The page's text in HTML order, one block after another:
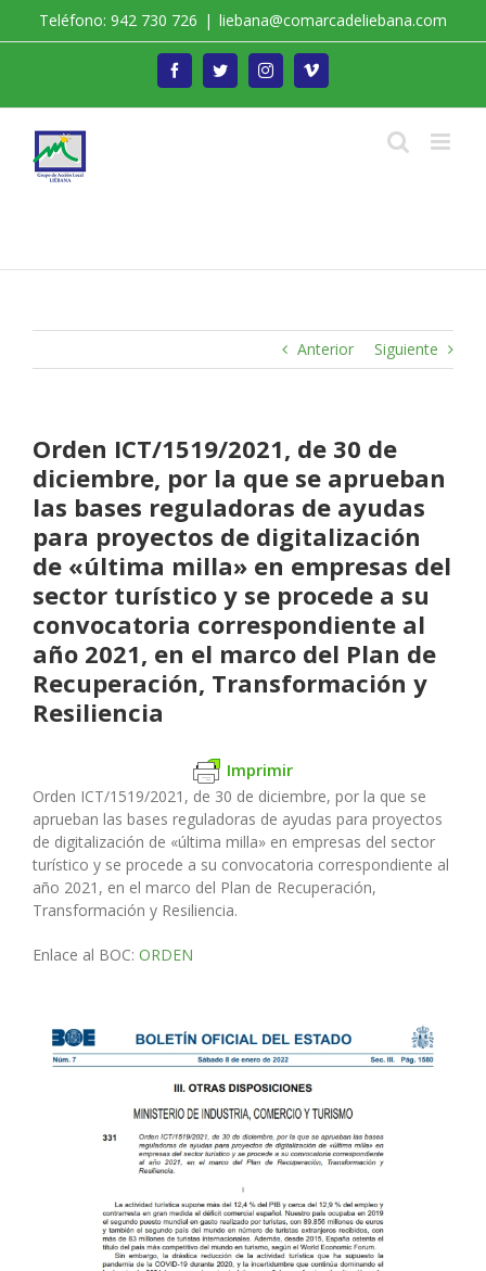
Teléfono: 942 730 726 | liebana@comarcadeliebana.com
FacebookTwitterInstagramVimeo
Anterior Siguiente
Orden ICT/1519/2021, de 30 de
diciembre, por la que se aprueban
las bases reguladoras de ayudas
para proyectos de digitalización
de «última milla» en empresas del
sector turístico y se procede a su
convocatoria correspondiente al
año 2021, en el marco del Plan de
Recuperación, Transformación y
Resiliencia
Imprimir
Orden ICT/1519/2021, de 30 de diciembre, por la que se
aprueban las bases reguladoras de ayudas para proyectos
de digitalización de «última milla» en empresas del sector
turístico y se procede a su convocatoria correspondiente al
año 2021, en el marco del Plan de Recuperación,
Transformación y Resiliencia.
Enlace al BOC: ORDEN